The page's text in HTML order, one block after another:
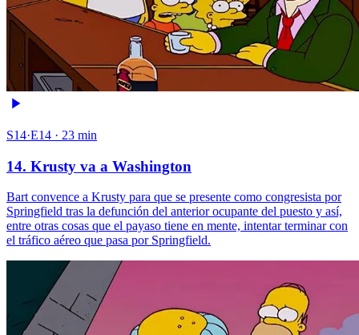
S14·E14 · 23 min
14. Krusty va a Washington
Bart convence a Krusty para que se presente como congresista por
Springfield tras la defunción del anterior ocupante del puesto y así,
entre otras cosas que el payaso tiene en mente, intentar terminar con
el tráfico aéreo que pasa por Springfield.